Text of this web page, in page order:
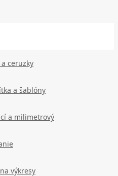
ceruzky
a šablóny
a milimetrový
výkresy